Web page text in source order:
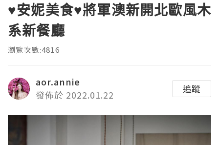
♥安妮美食♥將軍澳新開北歐風木
系新餐廳
瀏覽次數:4816
aor.annie
發佈於 2022.01.22
追蹤